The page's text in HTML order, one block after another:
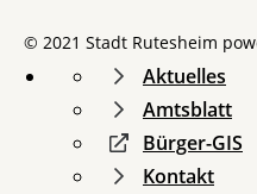
© 2021 Stadt Rutesheim
Aktuelles
Amtsblatt
Bürger-GIS
Kontakt